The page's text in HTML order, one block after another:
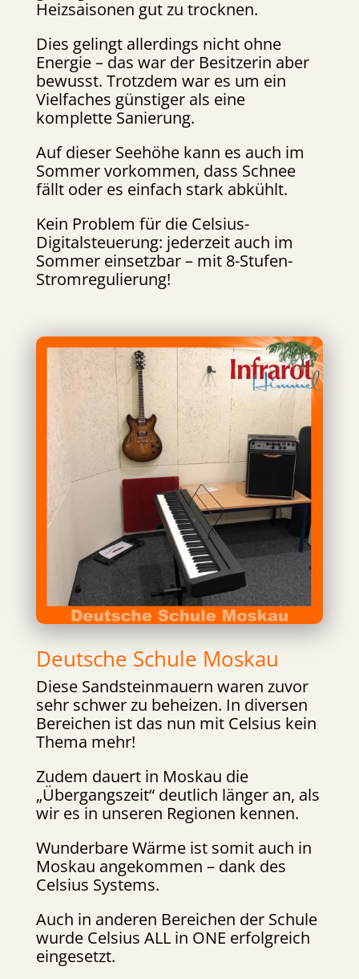
Heizsaisonen gut zu trocknen.
Dies gelingt allerdings nicht ohne
Energie – das war der Besitzerin aber
bewusst. Trotzdem war es um ein
Vielfaches günstiger als eine
komplette Sanierung.
Auf dieser Seehöhe kann es auch im
Sommer vorkommen, dass Schnee
fällt oder es einfach stark abkühlt.
Kein Problem für die Celsius-
Digitalsteuerung: jederzeit auch im
Sommer einsetzbar – mit 8-Stufen-
Stromregulierung!
Deutsche Schule Moskau
Diese Sandsteinmauern waren zuvor
sehr schwer zu beheizen. In diversen
Bereichen ist das nun mit Celsius kein
Thema mehr!
Zudem dauert in Moskau die
„Übergangszeit“ deutlich länger an, als
wir es in unseren Regionen kennen.
Wunderbare Wärme ist somit auch in
Moskau angekommen – dank des
Celsius Systems.
Auch in anderen Bereichen der Schule
wurde Celsius ALL in ONE erfolgreich
eingesetzt.